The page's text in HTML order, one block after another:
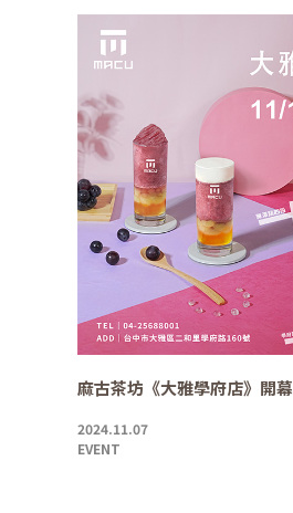
麻古茶坊《大雅學府店》開幕
2024.11.07
EVENT